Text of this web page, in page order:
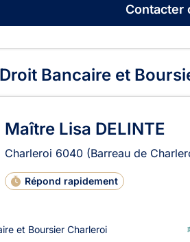
Contacter
Bancaire et
Maître Lisa DELINTE
Charleroi 6040 (Barreau de
Répond rapidement
et Boursier Charleroi